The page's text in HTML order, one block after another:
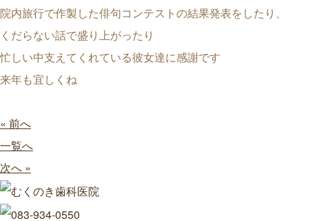
院内旅行で作製した俳句コンテストの結果発表をしたり、
くだらない話で盛り上がったり
忙しい中支えてくれている彼女達に感謝です
来年も宜しくね
« 前へ
一覧へ
次へ »